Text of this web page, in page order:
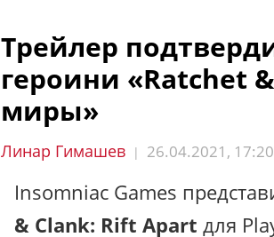
Трейлер
героини «Ratchet
миры»
Линар Гимашев | 26.04.2021,
Insomniac Games
& Clank: Rift Apart для